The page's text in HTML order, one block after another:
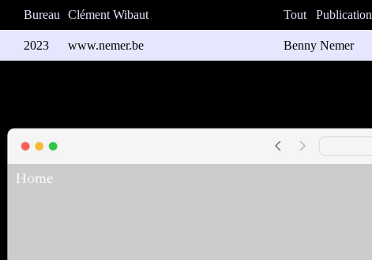
Bureau Clément Wibaut Tout Publication
2023 www.nemer.be Benny Nemer